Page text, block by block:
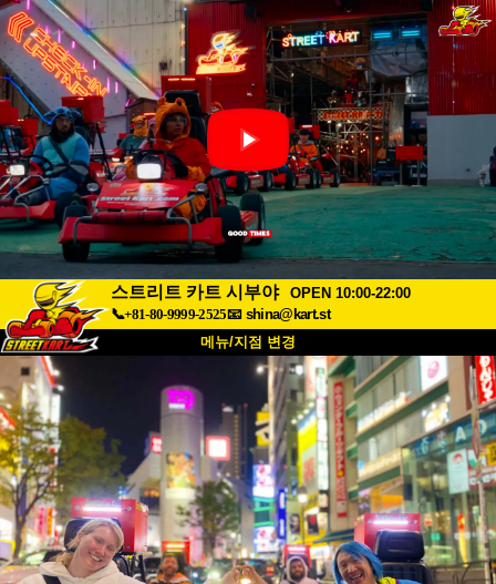
스트리트 카트 시부야
OPEN 10:00-22:00
📞+81-80-9999-2525📧 shina@kart.st
메뉴/지점 변경
최상단
소개 사양 가격
접근성 고객 리뷰 자주 묻는 질문
회사 정보 예약
지점 변경
도쿄 시나가와 #1 도쿄 아키하바라#1